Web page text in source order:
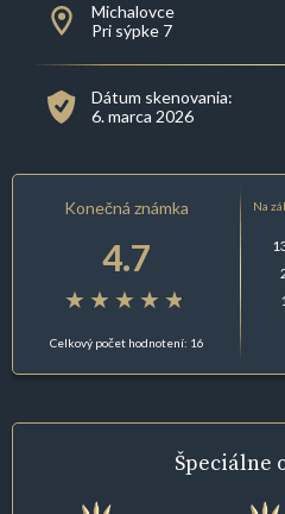
Michalovce
Pri sýpke 7
Dátum skenovania:
6. marca 2026
Konečná známka
4.7
Celkový počet hodnotení: 16
Na
Špeciálne